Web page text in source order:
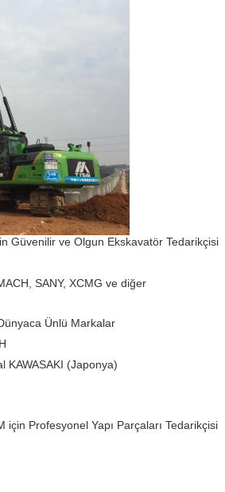
Güvenilir ve Olgun Ekskavatör Tedarikçisi
SANY, XCMG ve diğer
Ünlü Markalar
KAWASAKI (Japonya)
için Profesyonel Yapı Parçaları Tedarikçisi